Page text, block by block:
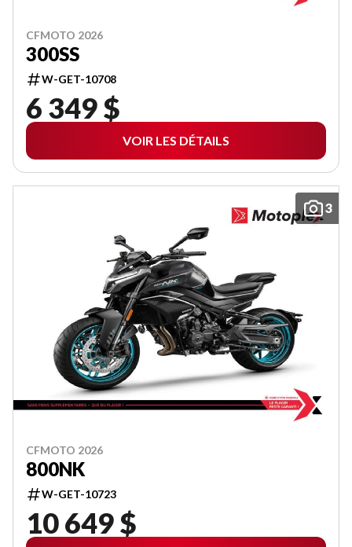
CFMOTO 2026
300SS
W-GET-10708
6 349 $
VOIR LES DÉTAILS
3
CFMOTO 2026
800NK
W-GET-10723
10 649 $